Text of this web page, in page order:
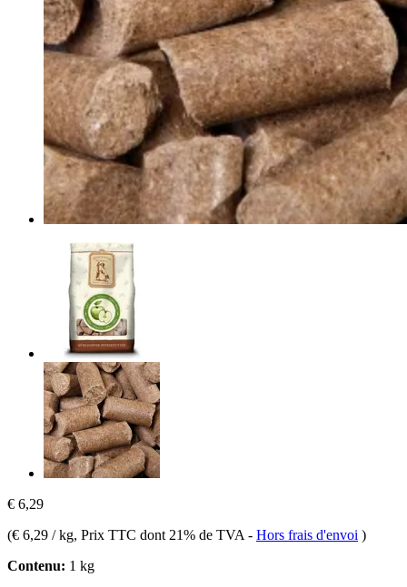
€ 6,29
(€ 6,29 / kg, Prix TTC dont 21% de TVA - Hors frais d'envoi )
Contenu: 1 kg